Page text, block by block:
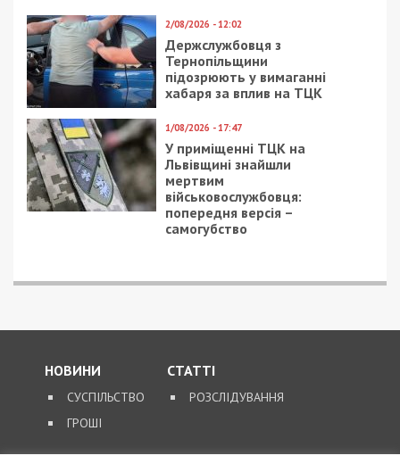
2/08/2026 - 12:02
Держслужбовця з
Тернопільщини
підозрюють у вимаганні
хабаря за вплив на ТЦК
1/08/2026 - 17:47
У приміщенні ТЦК на
Львівщині знайшли
мертвим
військовослужбовця:
попередня версія –
самогубство
НОВИНИ
СУСПІЛЬСТВО
ГРОШІ
СТАТТІ
РОЗСЛІДУВАННЯ